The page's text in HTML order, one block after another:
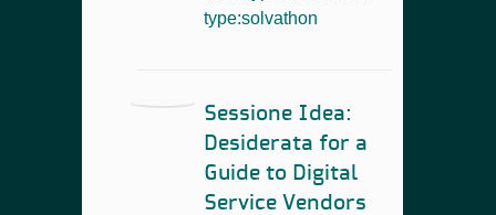
type:solvathon
Sessione Idea:
Desiderata for a
Guide to Digital
Service Vendors